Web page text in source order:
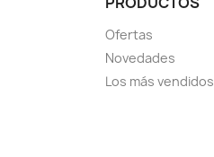
Ofertas
Novedades
Los más vendidos